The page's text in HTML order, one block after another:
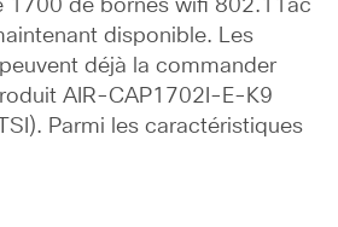
1700 de bornes wifi 802.11ac
disponible. Les
déjà la commander
AIR-CAP1702I-E-K9
Parmi les caractéristiques